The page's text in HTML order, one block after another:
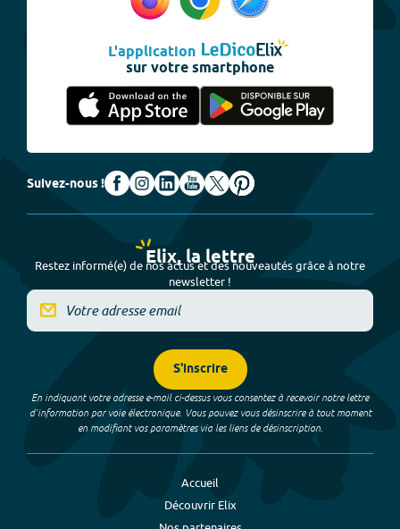
L'application
sur votre smartphone
Suivez-nous !
Elix, la lettre
Restez informé(e) de nos actus et des nouveautés grâce à notre
newsletter !
S'inscrire
En indiquant votre adresse e-mail ci-dessus vous consentez à recevoir notre lettre
d’information par voie électronique. Vous pouvez vous désinscrire à tout moment
en modifiant vos paramètres via les liens de désinscription.
Accueil
Découvrir Elix